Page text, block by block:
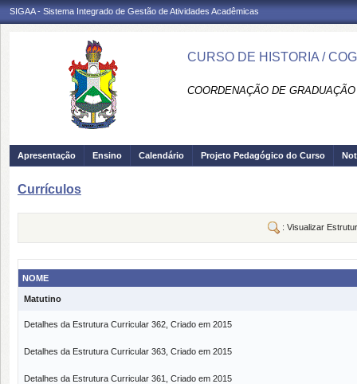
SIGAA - Sistema Integrado de Gestão de Atividades Acadêmicas
CURSO DE HISTORIA /
COORDENAÇÃO DE
Apresentação Ensino Calendário Projeto Pedagógico do Curso
Currículos
: Visualizar
NOME
Matutino
Detalhes da Estrutura Curricular 362, Criado em 2015
Detalhes da Estrutura Curricular 363, Criado em 2015
Detalhes da Estrutura Curricular 361, Criado em 2015